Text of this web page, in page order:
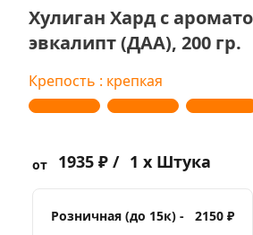
Хулиган Хард с
эвкалипт (ДАА), 200 гр.
Крепость : крепкая
от 1935 ₽ / 1 x Штука
Розничная (до 15к) -
2150 ₽